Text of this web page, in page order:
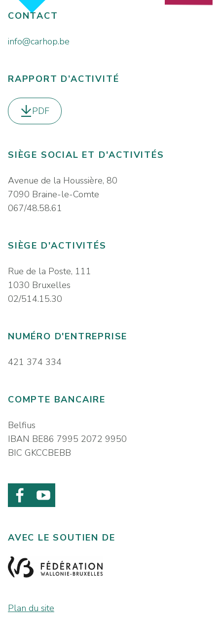
CONTACT
info@carhop.be
RAPPORT D’ACTIVITÉ
Télécharger le
PDF
SIÈGE SOCIAL ET D'ACTIVITÉS
Avenue de la Houssière, 80
7090 Braine-le-Comte
067/48.58.61
SIÈGE D'ACTIVITÉS
Rue de la Poste, 111
1030 Bruxelles
02/514.15.30
NUMÉRO D'ENTREPRISE
421 374 334
COMPTE BANCAIRE
Belfius
IBAN BE86 7995 2072 9950
BIC GKCCBEBB
AVEC LE SOUTIEN DE
Plan du site